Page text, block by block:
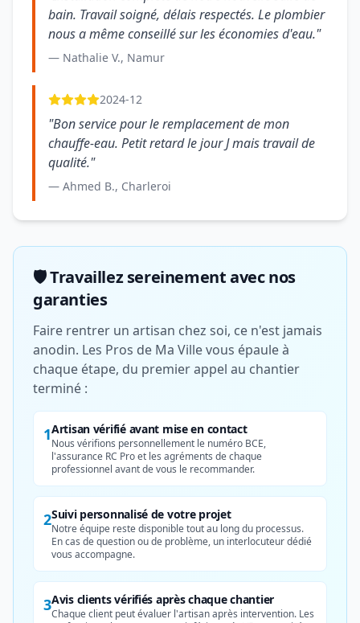
bain. Travail soigné, délais respectés. Le plombier
nous a même conseillé sur les économies d'eau."
— Nathalie V., Namur
2024-12
"Bon service pour le remplacement de mon
chauffe-eau. Petit retard le jour J mais travail de
qualité."
— Ahmed B., Charleroi
🛡️ Travaillez sereinement avec nos
garanties
Faire rentrer un artisan chez soi, ce n'est jamais
anodin. Les Pros de Ma Ville vous épaule à
chaque étape, du premier appel au chantier
terminé :
1Artisan vérifié avant mise en contact
Nous vérifions personnellement le numéro BCE,
l'assurance RC Pro et les agréments de chaque
professionnel avant de vous le recommander.
2Suivi personnalisé de votre projet
Notre équipe reste disponible tout au long du processus.
En cas de question ou de problème, un interlocuteur dédié
vous accompagne.
3Avis clients vérifiés après chaque chantier
Chaque client peut évaluer l'artisan après intervention. Les